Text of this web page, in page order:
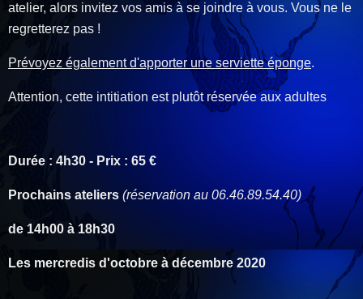
atelier, alors invitez vos amis à se joindre à vous. Vous ne le
regretterez pas !
Prévoyez également d'apporter une serviette éponge.
Attention, cette intitiation est plutôt réservée aux adultes
Durée : 4h30 - Prix : 65 €
Prochains ateliers (réservation au 06.46.89.54.40)
de 14h00 à 18h30
Les mercredis d'octobre à décembre 2020